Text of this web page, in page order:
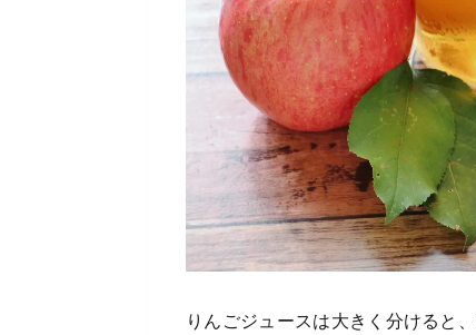
りんごジュースは大きく分けると